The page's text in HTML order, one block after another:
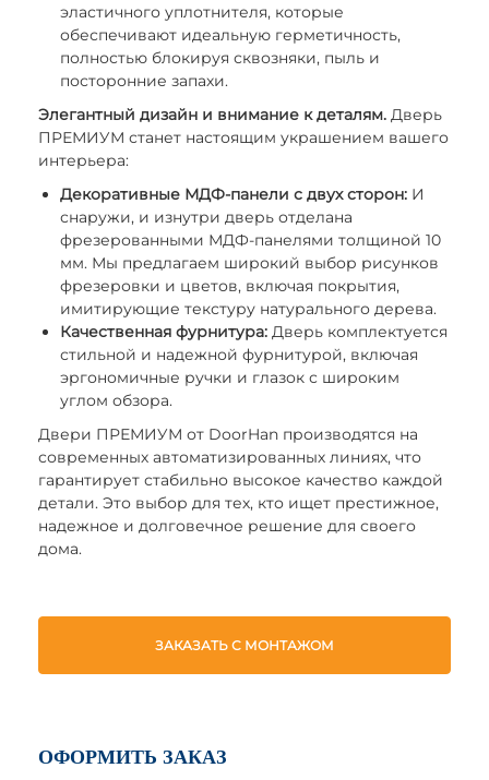
эластичного уплотнителя, которые
обеспечивают идеальную герметичность,
полностью блокируя сквозняки, пыль и
посторонние запахи.
Элегантный дизайн и внимание к деталям. Дверь
ПРЕМИУМ станет настоящим украшением вашего
интерьера:
Декоративные МДФ-панели с двух сторон: И
снаружи, и изнутри дверь отделана
фрезерованными МДФ-панелями толщиной 10
мм. Мы предлагаем широкий выбор рисунков
фрезеровки и цветов, включая покрытия,
имитирующие текстуру натурального дерева.
Качественная фурнитура: Дверь комплектуется
стильной и надежной фурнитурой, включая
эргономичные ручки и глазок с широким
углом обзора.
Двери ПРЕМИУМ от DoorHan производятся на
современных автоматизированных линиях, что
гарантирует стабильно высокое качество каждой
детали. Это выбор для тех, кто ищет престижное,
надежное и долговечное решение для своего
дома.
ЗАКАЗАТЬ С МОНТАЖОМ
ОФОРМИТЬ ЗАКАЗ